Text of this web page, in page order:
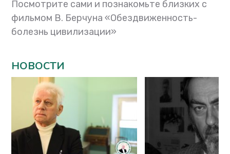
Посмотрите сами и познакомьте близких с
фильмом В. Берчуна «Обездвиженность-
болезнь цивилизации»
НОВОСТИ